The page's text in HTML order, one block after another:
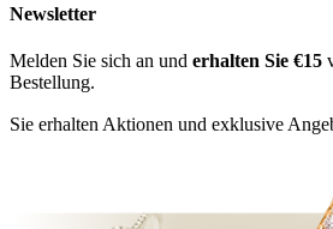
Newsletter
Melden Sie sich an und erhalten Sie €15
Bestellung.
Sie erhalten Aktionen und exklusive